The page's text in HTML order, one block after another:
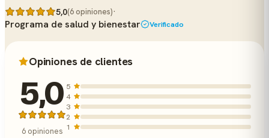
5,0(6 opiniones)·
Programa de salud y bienestar
Verificado
Opiniones de clientes
5,0
6 opiniones
5
4
3
2
1